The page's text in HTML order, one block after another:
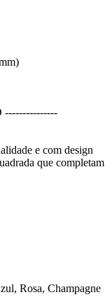
---------------
e com design
que completam
Rosa, Champagne​